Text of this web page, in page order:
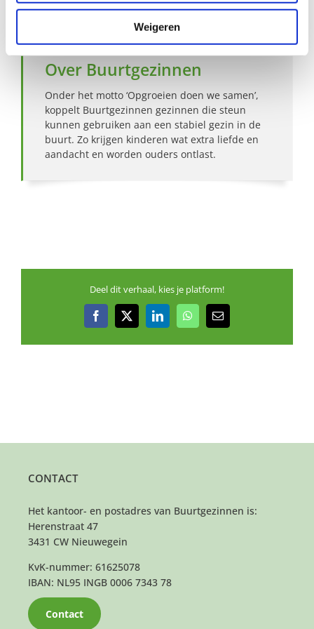
Weigeren
Over Buurtgezinnen
Onder het motto ‘Opgroeien doen we samen’,
koppelt Buurtgezinnen gezinnen die steun
kunnen gebruiken aan een stabiel gezin in de
buurt. Zo krijgen kinderen wat extra liefde en
aandacht en worden ouders ontlast.
Deel dit verhaal, kies je platform!
Facebook
X LinkedInWhatsApp
E-
CONTACT
Het kantoor- en postadres van Buurtgezinnen is:
Herenstraat 47
3431 CW Nieuwegein
KvK-nummer: 61625078
IBAN: NL95 INGB 0006 7343 78
Contact